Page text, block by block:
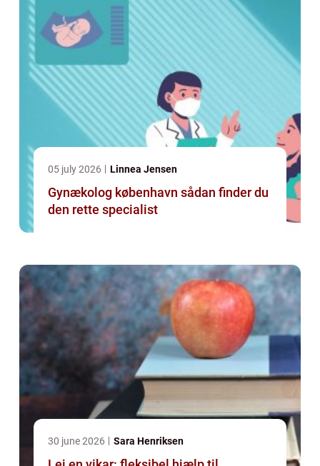
05 july 2026 Linnea Jensen
Gynækolog københavn sådan finder du
den rette specialist
30 june 2026 Sara Henriksen